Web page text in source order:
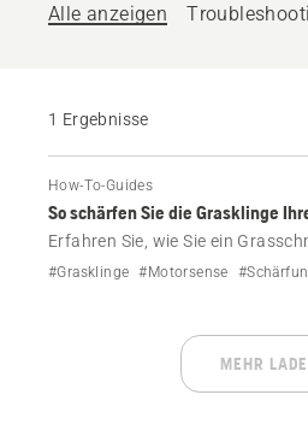
Alle anzeigen
1 Ergebnisse
How-To-Guides
So schärfen Sie die Grasklinge
Erfahren Sie, wie Sie ein
Husqvarna Motorsense sicher
aufrechtzuerhalten.
#Grasklinge #Motorsense
MEHR